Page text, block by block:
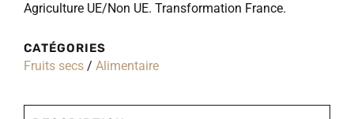
Agriculture UE/Non UE. Transformation France.
CATÉGORIES
Fruits secs / Alimentaire